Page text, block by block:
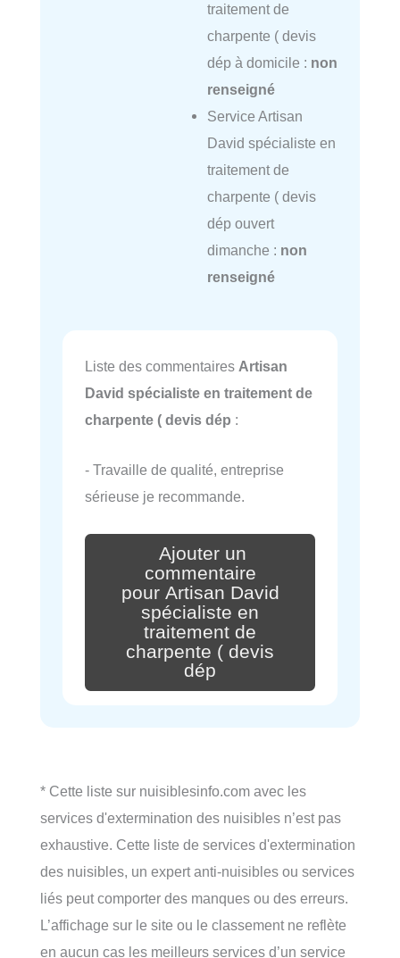
traitement de
charpente ( devis
dép à domicile : non
renseigné
Service Artisan
David spécialiste en
traitement de
charpente ( devis
dép ouvert
dimanche : non
renseigné
Liste des commentaires Artisan
David spécialiste en traitement de
charpente ( devis dép :
- Travaille de qualité, entreprise
sérieuse je recommande.
Ajouter un
commentaire
pour Artisan David
spécialiste en
traitement de
charpente ( devis
dép
* Cette liste sur nuisiblesinfo.com avec les
services d'extermination des nuisibles n’est pas
exhaustive. Cette liste de services d'extermination
des nuisibles, un expert anti-nuisibles ou services
liés peut comporter des manques ou des erreurs.
L’affichage sur le site ou le classement ne reflète
en aucun cas les meilleurs services d’un service